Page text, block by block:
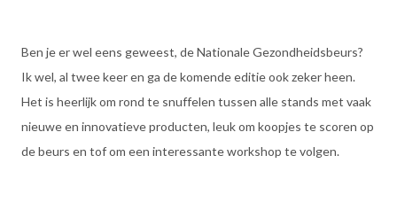
Ben je er wel eens geweest, de Nationale Gezondheidsbeurs?
Ik wel, al twee keer en ga de komende editie ook zeker heen.
Het is heerlijk om rond te snuffelen tussen alle stands met vaak
nieuwe en innovatieve producten, leuk om koopjes te scoren op
de beurs en tof om een interessante workshop te volgen.